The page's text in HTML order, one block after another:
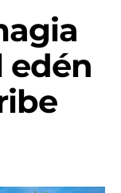
edén